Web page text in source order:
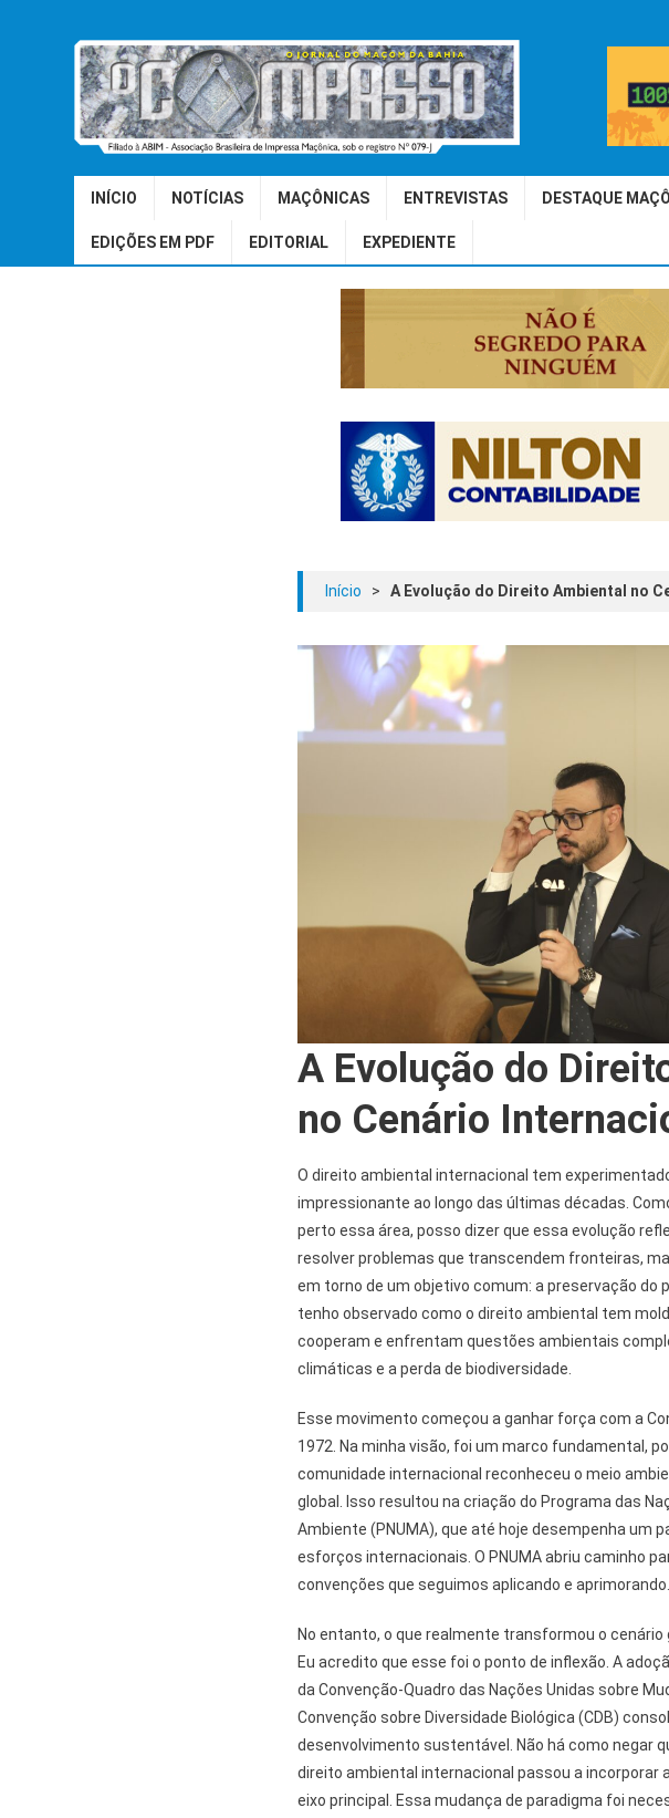
INÍCIO NOTÍCIAS MAÇÔNICAS ENTREVISTAS DESTAQUE
EDIÇÕES EM PDF EDITORIAL EXPEDIENTE
Início > A Evolução do Direito Ambiental no
A Evolução do
no Cenário
O direito ambiental internacional tem
impressionante ao longo das últimas décadas.
perto essa área, posso dizer que essa evolução
resolver problemas que transcendem fronteiras,
em torno de um objetivo comum: a preservação do
tenho observado como o direito ambiental tem
cooperam e enfrentam questões ambientais
climáticas e a perda de biodiversidade.
Esse movimento começou a ganhar força com a
1972. Na minha visão, foi um marco fundamental,
comunidade internacional reconheceu o meio
global. Isso resultou na criação do Programa das
Ambiente (PNUMA), que até hoje desempenha um
esforços internacionais. O PNUMA abriu caminho
convenções que seguimos aplicando e aprimorando.
No entanto, o que realmente transformou o cenário
Eu acredito que esse foi o ponto de inflexão. A
da Convenção-Quadro das Nações Unidas sobre
Convenção sobre Diversidade Biológica (CDB)
desenvolvimento sustentável. Não há como negar
direito ambiental internacional passou a incorporar
eixo principal. Essa mudança de paradigma foi